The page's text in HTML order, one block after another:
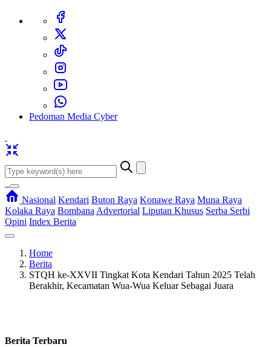
Pedoman Media Cyber
Nasional Kendari Buton Raya Konawe Raya Muna Raya
Kolaka Raya Bombana Advertorial Liputan Khusus Serba Serbi
Opini Index Berita
Home
Berita
STQH ke-XXVII Tingkat Kota Kendari Tahun 2025 Telah
Berakhir, Kecamatan Wua-Wua Keluar Sebagai Juara
Berita Terbaru